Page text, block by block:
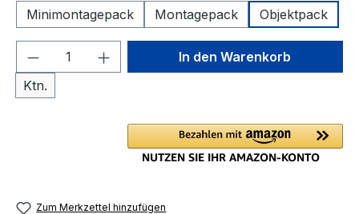
Minimontagepack
Montagepack Objektpack
Produkt Anzahl: Gib den
Ktn.
In den Warenkorb
Zum Merkzettel hinzufügen